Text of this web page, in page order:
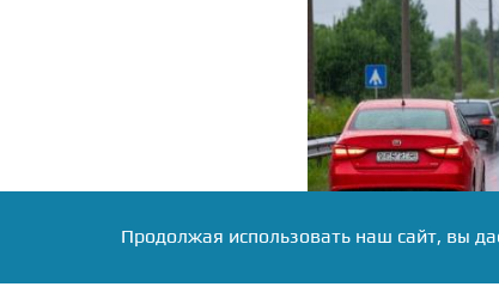
Продолжая использовать наш сайт, вы